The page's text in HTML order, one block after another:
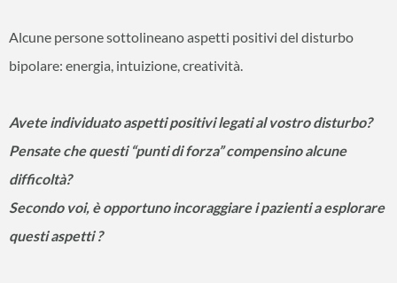
Alcune persone sottolineano aspetti positivi del disturbo
bipolare: energia, intuizione, creatività.
Avete individuato aspetti positivi legati al vostro disturbo?
Pensate che questi “punti di forza” compensino alcune
difficoltà?
Secondo voi, è opportuno incoraggiare i pazienti a esplorare
questi aspetti ?